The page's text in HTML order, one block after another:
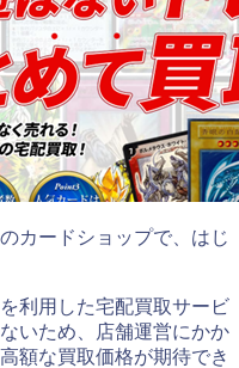
カードショップで、はじ
利用した宅配買取サービ
いため、店舗運営にかか
額な買取価格が期待でき